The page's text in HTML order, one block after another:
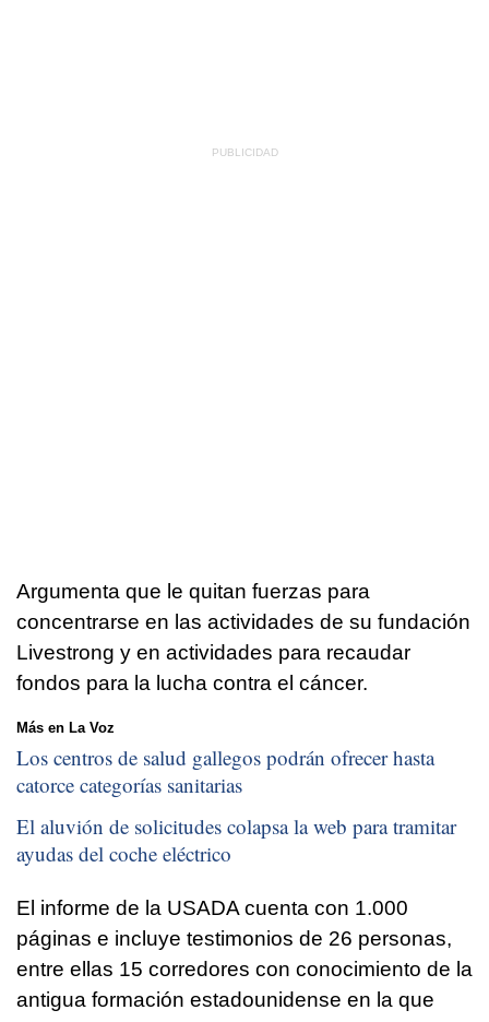
Argumenta que le quitan fuerzas para
concentrarse en las actividades de su fundación
Livestrong y en actividades para recaudar
fondos para la lucha contra el cáncer.
Más en La Voz
Los centros de salud gallegos podrán ofrecer hasta
catorce categorías sanitarias
El aluvión de solicitudes colapsa la web para tramitar
ayudas del coche eléctrico
El informe de la USADA cuenta con 1.000
páginas e incluye testimonios de 26 personas,
entre ellas 15 corredores con conocimiento de la
antigua formación estadounidense en la que